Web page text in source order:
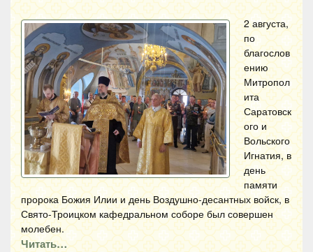
2 августа,
по
благослов
ению
Митропол
ита
Саратовск
ого и
Вольского
Игнатия, в
день
памяти
пророка Божия Илии и день Воздушно-десантных войск, в
Свято-Троицком кафедральном соборе был совершен
молебен.
Читать…